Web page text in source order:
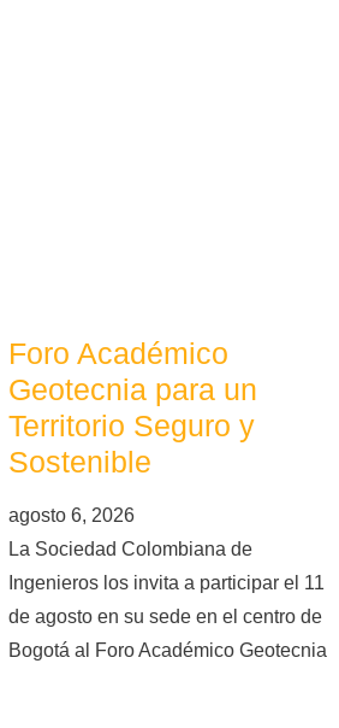
Foro Académico
Geotecnia para un
Territorio Seguro y
Sostenible
agosto 6, 2026
La Sociedad Colombiana de
Ingenieros los invita a participar el 11
de agosto en su sede en el centro de
Bogotá al Foro Académico Geotecnia